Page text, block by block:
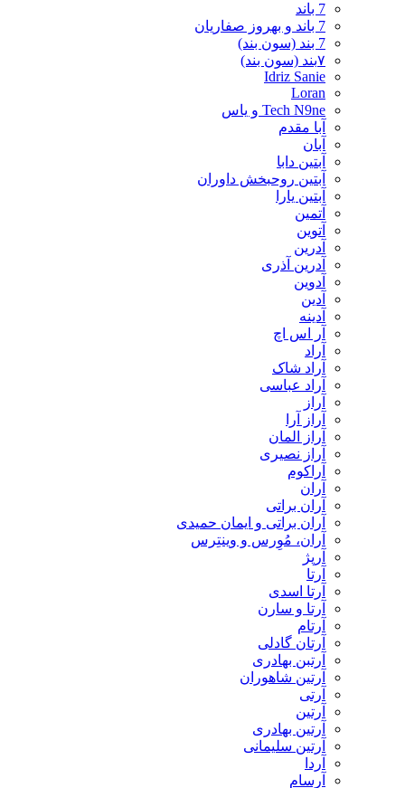
7 باند
7 باند و بهروز صفاریان
7 بند (سون بند)
۷بند (سون بند)
Idriz Sanie
Loran
Tech N9ne و یاس
آبا مقدم
آبان
آبتین دابا
آبتین روحبخش داوران
آبتین یارا
آتمین
آتوین
آدرین
آدرین آذری
آدوین
آدین
آدینه
آر اس اچ
آراد
آراد شاک
آراد عباسی
آراز
آراز آرا
آراز المان
آراز نصیری
آراکوم
آران
آران براتی
آران براتی و ایمان حمیدی
آران، مُوِرس و وینتِرس
آرپژ
آرتا
آرتا اسدی
آرتا و سارن
آرتام
آرتان گادلی
آرتبن بهادری
آرتين شاهوران
آرتی
آرتین
آرتین بهادری
آرتین سلیمانی
آردا
آرسام